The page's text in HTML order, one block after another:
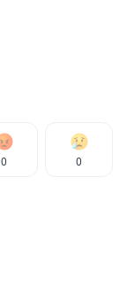
0 0